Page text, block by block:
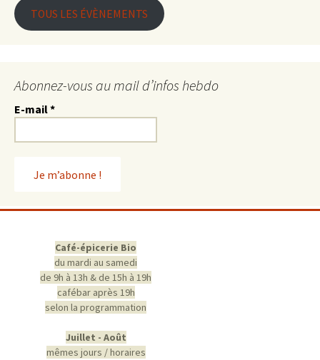
TOUS LES ÉVÈNEMENTS
Abonnez-vous au mail d’infos hebdo
E-mail*
Café-épicerie Bio
du mardi au samedi
de 9h à 13h & de 15h à 19h
cafébar après 19h
selon la programmation
Juillet - Août
mêmes jours / horaires